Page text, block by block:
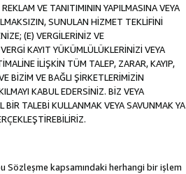
VE TANITIMININ YAPILMASINA VEYA
SUNULAN HİZMET TEKLİFİNİ
(E) VERGİLERİNİZ VE
KAYIT YÜKÜMLÜLÜKLERİNİZİ VEYA
İLİŞKİN TÜM TALEP, ZARAR, KAYIP,
BİZİM VE BAĞLI ŞİRKETLERİMİZİN
KABUL EDERSİNİZ. BİZ VEYA
TALEBİ KULLANMAK VEYA SAVUNMAK YA
kapsamındaki herhangi bir işlem